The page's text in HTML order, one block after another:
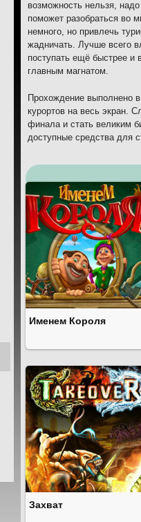
возможность нельзя,
поможет разобраться во
немного, но привлечь
жадничать. Лучше всего
поступать ещё быстрее и
главным магнатом.
Прохождение выполнено
курортов на весь экран.
финала и стать великим
доступные средства для
Именем Короля
Захват